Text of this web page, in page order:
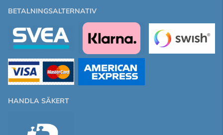
BETALNINGSALTERNATIV
HANDLA SÄKERT